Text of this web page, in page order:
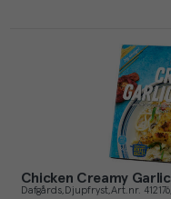
Chicken Creamy Garlic
Dafgårds Djupfryst Art.nr. 412176